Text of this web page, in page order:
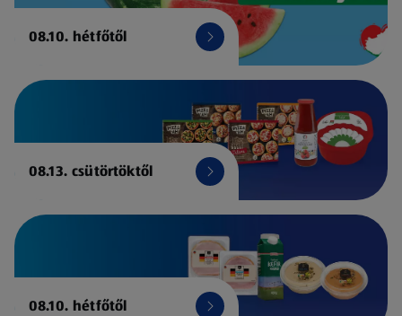
08.10. hétfőtől
08.13. csütörtöktől
08.10. hétfőtől